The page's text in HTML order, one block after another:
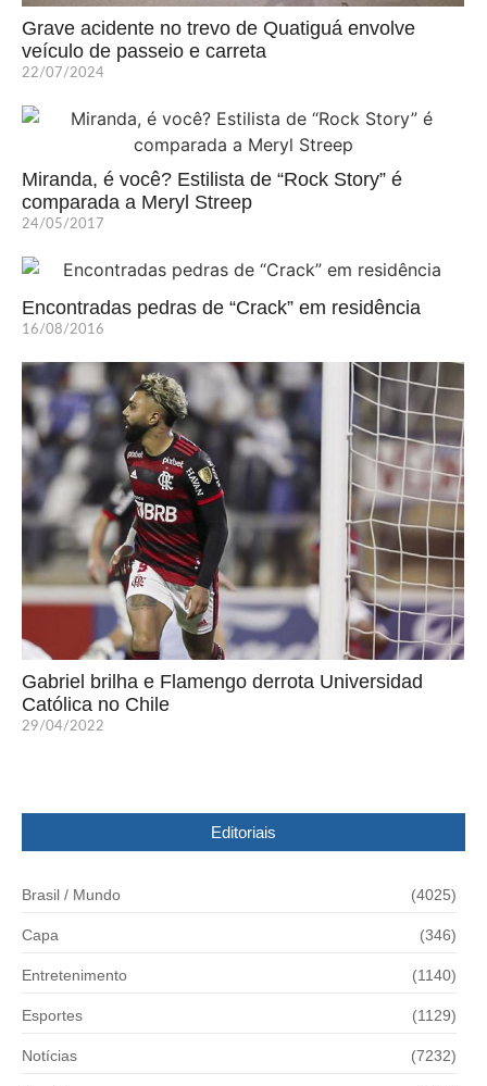
Grave acidente no trevo de Quatiguá envolve
veículo de passeio e carreta
22/07/2024
Miranda, é você? Estilista de “Rock Story” é
comparada a Meryl Streep
24/05/2017
Encontradas pedras de “Crack” em residência
16/08/2016
Gabriel brilha e Flamengo derrota Universidad
Católica no Chile
29/04/2022
Editoriais
Brasil / Mundo (4025)
Capa (346)
Entretenimento (1140)
Esportes (1129)
Notícias (7232)